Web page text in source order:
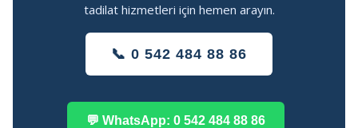
tadilat hizmetleri için hemen arayın.
📞 0 542 484 88 86
💬 WhatsApp: 0 542 484 88 86